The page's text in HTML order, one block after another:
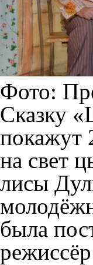
Фото:
Сказку
покажут
на свет
лисы
была